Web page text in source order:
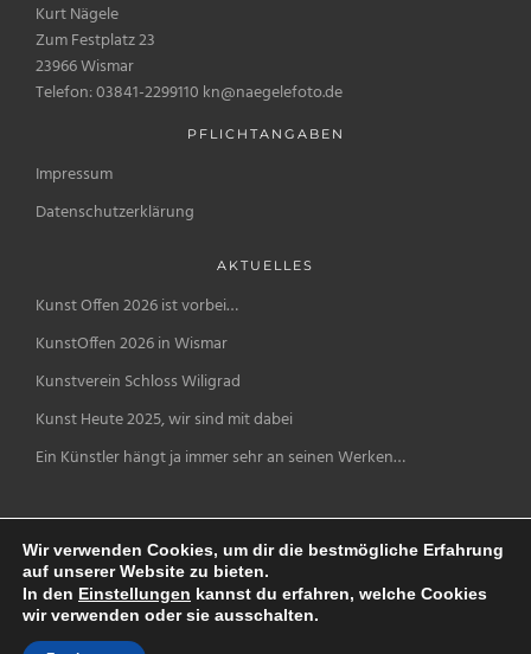
Kurt Nägele
Zum Festplatz 23
23966 Wismar
Telefon: 03841-2299110 kn@naegelefoto.de
PFLICHTANGABEN
Impressum
Datenschutzerklärung
AKTUELLES
Kunst Offen 2026 ist vorbei…
KunstOffen 2026 in Wismar
Kunstverein Schloss Wiligrad
Kunst Heute 2025, wir sind mit dabei
Ein Künstler hängt ja immer sehr an seinen Werken…
Wir verwenden Cookies, um dir die bestmögliche Erfahrung
auf unserer Website zu bieten.
In den Einstellungen kannst du erfahren, welche Cookies
wir verwenden oder sie ausschalten.